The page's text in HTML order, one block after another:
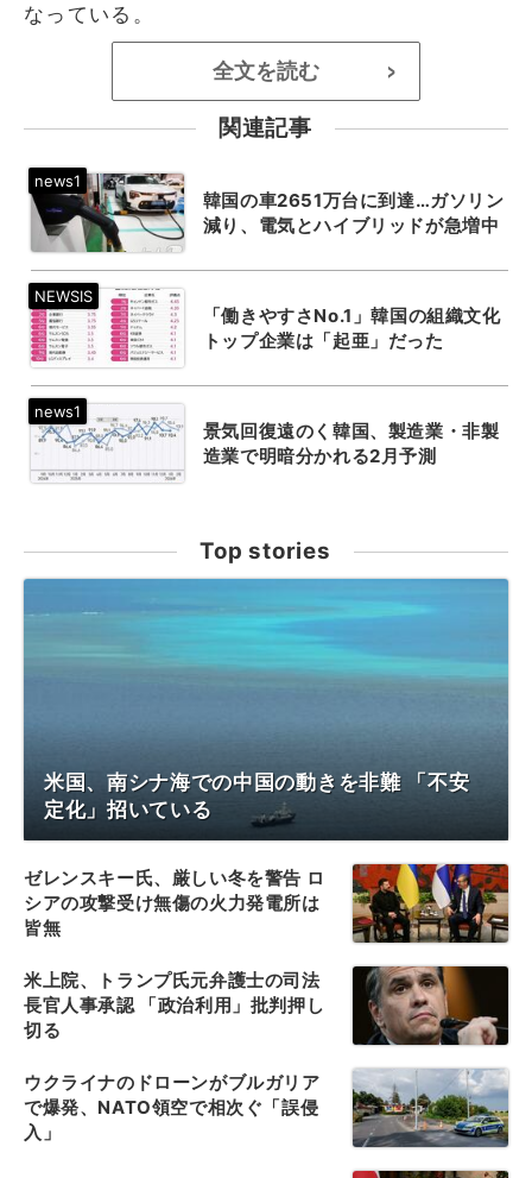
なっている。
全文を読む >
関連記事
韓国の車2651万台に到達…ガソリン
減り、電気とハイブリッドが急増中
「働きやすさNo.1」韓国の組織文化
トップ企業は「起亜」だった
景気回復遠のく韓国、製造業・非製
造業で明暗分かれる2月予測
Top stories
米国、南シナ海での中国の動きを非難 「不安
定化」招いている
ゼレンスキー氏、厳しい冬を警告 ロ
シアの攻撃受け無傷の火力発電所は
皆無
米上院、トランプ氏元弁護士の司法
長官人事承認 「政治利用」批判押し
切る
ウクライナのドローンがブルガリア
で爆発、NATO領空で相次ぐ「誤侵
入」